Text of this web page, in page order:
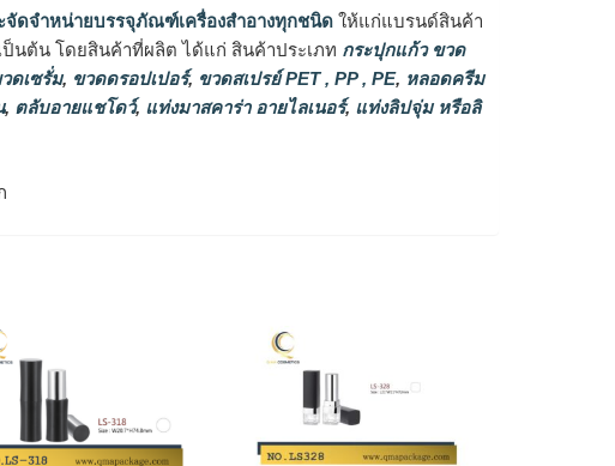
ดจำหน่ายบรรจุภัณฑ์เครื่องสำอางทุกชนิด ให้แก่แบรนด์สินค้า
ป็นต้น โดยสินค้าที่ผลิต ได้แก่ สินค้าประเภท กระปุกแก้ว ขวด
ดเซรั่ม, ขวดดรอปเปอร์, ขวดสเปรย์ PET , PP , PE, หลอดครีม
, ตลับอายแชโดว์, แท่งมาสคาร่า อายไลเนอร์, แท่งลิปจุ่ม หรือลิ